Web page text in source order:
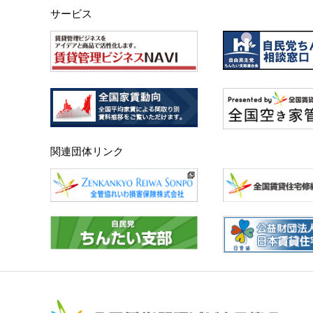
サービス
関連団体リンク